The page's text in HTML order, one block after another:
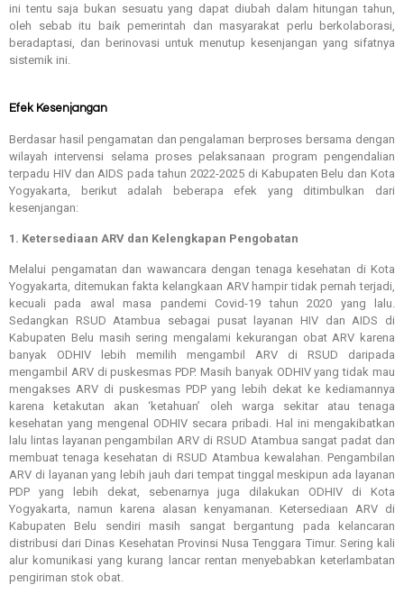
ini tentu saja bukan sesuatu yang dapat diubah dalam hitungan tahun,
oleh sebab itu baik pemerintah dan masyarakat perlu berkolaborasi,
beradaptasi, dan berinovasi untuk menutup kesenjangan yang sifatnya
sistemik ini.
Efek Kesenjangan
Berdasar hasil pengamatan dan pengalaman berproses bersama dengan
wilayah intervensi selama proses pelaksanaan program pengendalian
terpadu HIV dan AIDS pada tahun 2022-2025 di Kabupaten Belu dan Kota
Yogyakarta, berikut adalah beberapa efek yang ditimbulkan dari
kesenjangan:
1. Ketersediaan ARV dan Kelengkapan Pengobatan
Melalui pengamatan dan wawancara dengan tenaga kesehatan di Kota
Yogyakarta, ditemukan fakta kelangkaan ARV hampir tidak pernah terjadi,
kecuali pada awal masa pandemi Covid-19 tahun 2020 yang lalu.
Sedangkan RSUD Atambua sebagai pusat layanan HIV dan AIDS di
Kabupaten Belu masih sering mengalami kekurangan obat ARV karena
banyak ODHIV lebih memilih mengambil ARV di RSUD daripada
mengambil ARV di puskesmas PDP. Masih banyak ODHIV yang tidak mau
mengakses ARV di puskesmas PDP yang lebih dekat ke kediamannya
karena ketakutan akan ‘ketahuan’ oleh warga sekitar atau tenaga
kesehatan yang mengenal ODHIV secara pribadi. Hal ini mengakibatkan
lalu lintas layanan pengambilan ARV di RSUD Atambua sangat padat dan
membuat tenaga kesehatan di RSUD Atambua kewalahan. Pengambilan
ARV di layanan yang lebih jauh dari tempat tinggal meskipun ada layanan
PDP yang lebih dekat, sebenarnya juga dilakukan ODHIV di Kota
Yogyakarta, namun karena alasan kenyamanan. Ketersediaan ARV di
Kabupaten Belu sendiri masih sangat bergantung pada kelancaran
distribusi dari Dinas Kesehatan Provinsi Nusa Tenggara Timur. Sering kali
alur komunikasi yang kurang lancar rentan menyebabkan keterlambatan
pengiriman stok obat.